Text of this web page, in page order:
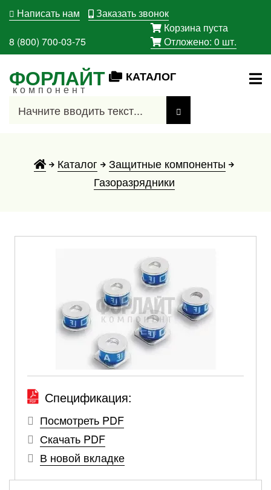
Написать нам Заказать звонок
8 (800) 700-03-75
Корзина пуста
Отложено: 0 шт.
ФОРЛАЙТ
компонент
КАТАЛОГ
Каталог
Защитные компоненты
Газоразрядники
Спецификация:
Посмотреть PDF
Скачать PDF
В новой вкладке